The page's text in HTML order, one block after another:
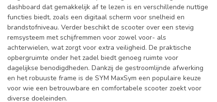
dashboard dat gemakkelijk af te lezen is en verschillende nuttige
functies biedt, zoals een digitaal scherm voor snelheid en
brandstofniveau. Verder beschikt de scooter over een stevig
remsysteem met schijfremmen voor zowel voor- als
achterwielen, wat zorgt voor extra veiligheid. De praktische
opbergruimte onder het zadel biedt genoeg ruimte voor
dagelijkse benodigdheden. Dankzij de gestroomlijnde afwerking
en het robuuste frame is de SYM MaxSym een populaire keuze
voor wie een betrouwbare en comfortabele scooter zoekt voor
diverse doeleinden.